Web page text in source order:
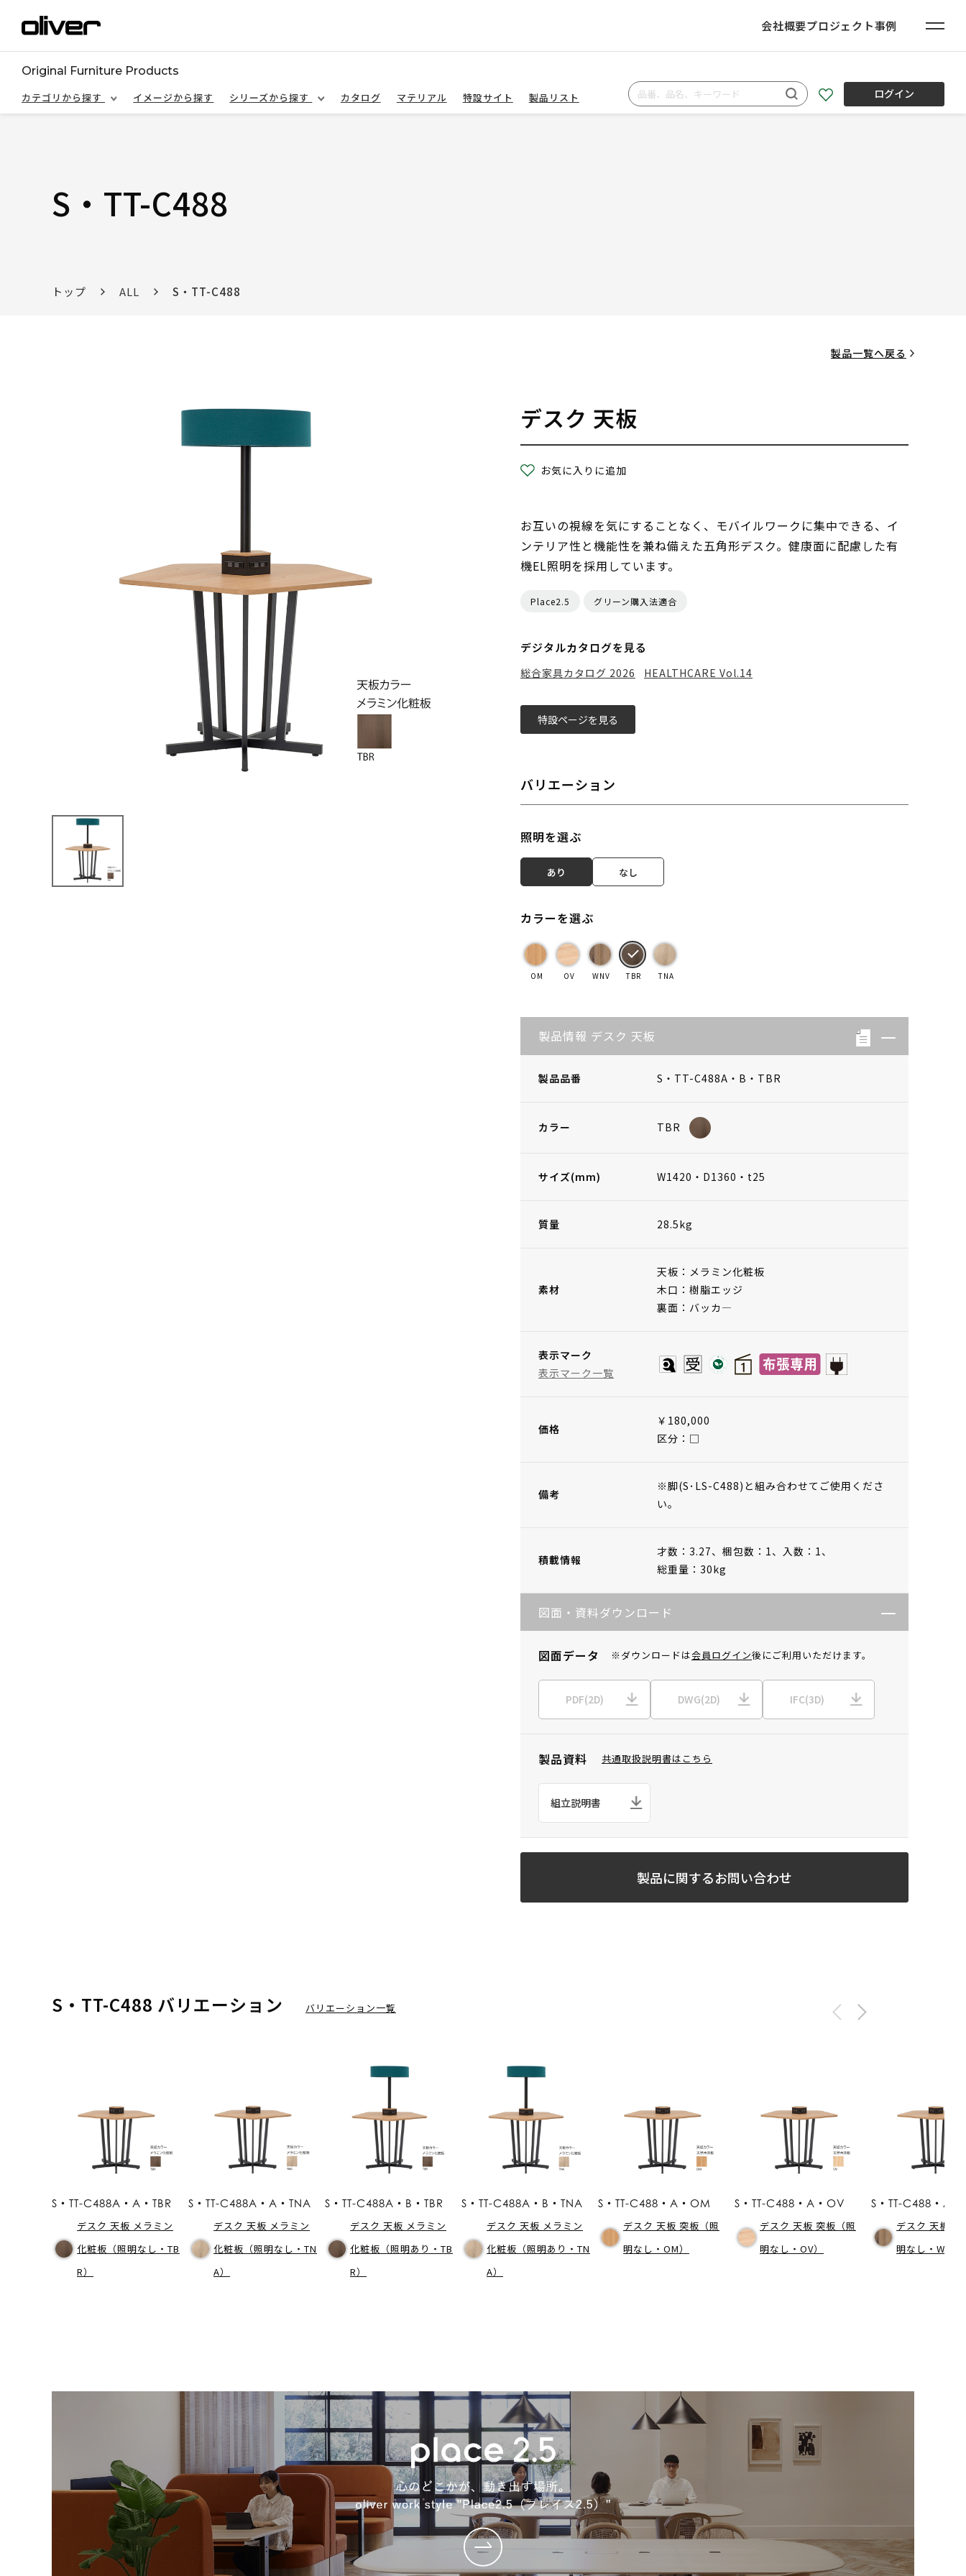
会社概要プロジェクト事例
Original Furniture Products
カテゴリから探す
イメージから探す シリーズから探す カタログ マテリアル 特設サイト 製品リスト ログイン
S・TT-C488
トップ ALL S・TT-C488
製品一覧へ戻る
デスク 天板
お気に入りに追加
お互いの視線を気にすることなく、モバイルワークに集中できる、イ
ンテリア性と機能性を兼ね備えた五角形デスク。健康面に配慮した有
機EL照明を採用しています。
Place2.5 グリーン購入法適合
デジタルカタログを見る
総合家具カタログ 2026 HEALTHCARE Vol.14
特設ページを見る
バリエーション
照明を選ぶ
あり なし
カラーを選ぶ
OM OV WNV TBR TNA
製品情報 デスク 天板
製品品番 S・TT-C488A・B・TBR
カラー TBR
サイズ(mm) W1420・D1360・t25
質量 28.5kg
素材
天板：メラミン化粧板
木口：樹脂エッジ
裏面：バッカ―
表示マーク
表示マーク一覧
価格
￥180,000
区分：□
備考
※脚(S･LS-C488)と組み合わせてご使用くださ
い。
積載情報
才数：3.27、 梱包数：1、 入数：1、
総重量：30kg
図面・資料ダウンロード
図面データ ※ダウンロードは会員ログイン後にご利用いただけます。
PDF(2D) DWG(2D) IFC(3D)
製品資料 共通取扱説明書はこちら
組立説明書
製品に関するお問い合わせ
S・TT-C488 バリエーション バリエーション一覧
S・TT-C488A・A・TBR
デスク 天板 メラミン
化粧板（照明なし・TB
R）
S・TT-C488A・A・TNA
デスク 天板 メラミン
化粧板（照明なし・TN
A）
S・TT-C488A・B・TBR
デスク 天板 メラミン
化粧板（照明あり・TB
R）
S・TT-C488A・B・TNA
デスク 天板 メラミン
化粧板（照明あり・TN
A）
S・TT-C488・A・OM
デスク 天板 突板（照
明なし・OM）
S・TT-C488・A・OV
デスク 天板 突板（照
明なし・OV）
S・TT-C488・A
デスク 天板 突
明なし・WNV